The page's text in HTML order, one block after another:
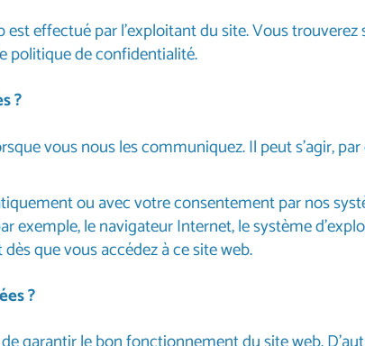
effectué par l’exploitant du site. Vous
politique de confidentialité.
?
vous nous les communiquez. Il peut s’agir,
ou avec votre consentement par nos
exemple, le navigateur Internet, le système
que vous accédez à ce site web.
?